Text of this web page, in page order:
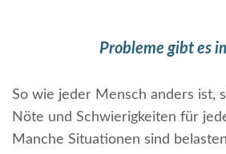
Probleme gibt es
So wie jeder Mensch anders ist,
Nöte und Schwierigkeiten für
Manche Situationen sind